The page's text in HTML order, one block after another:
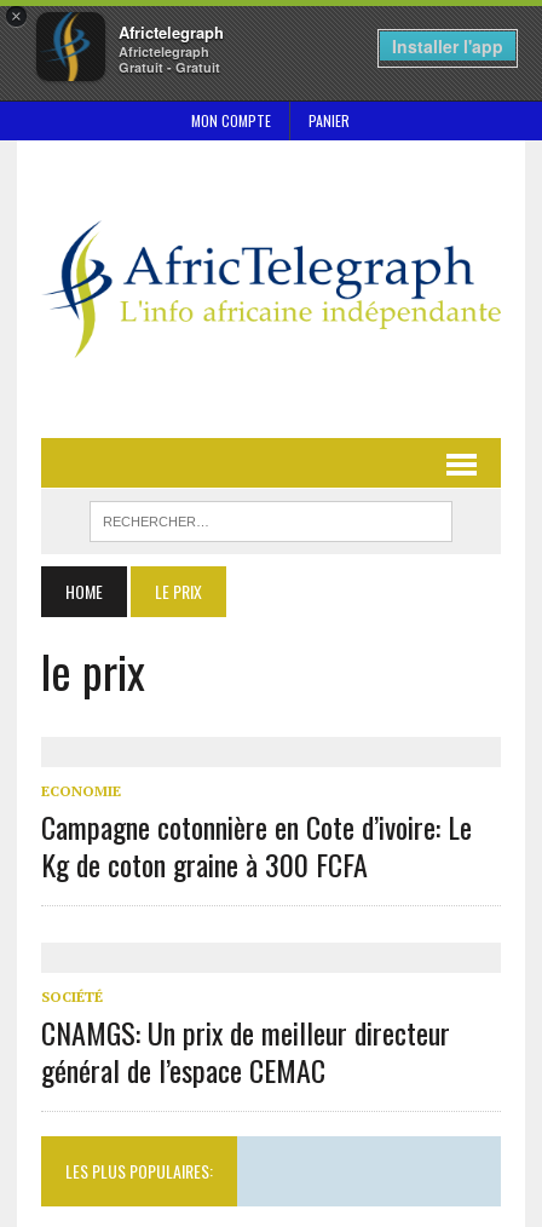
×
Africtelegraph
Africtelegraph
Gratuit - Gratuit
Installer l'app
MON COMPTE PANIER
HOME LE PRIX
le prix
ECONOMIE
Campagne cotonnière en Cote d’ivoire: Le
Kg de coton graine à 300 FCFA
SOCIÉTÉ
CNAMGS: Un prix de meilleur directeur
général de l’espace CEMAC
LES PLUS POPULAIRES: